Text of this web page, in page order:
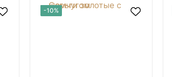
-10%